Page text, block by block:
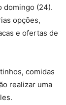
domingo (24).
opções,
e ofertas de
comidas
realizar uma